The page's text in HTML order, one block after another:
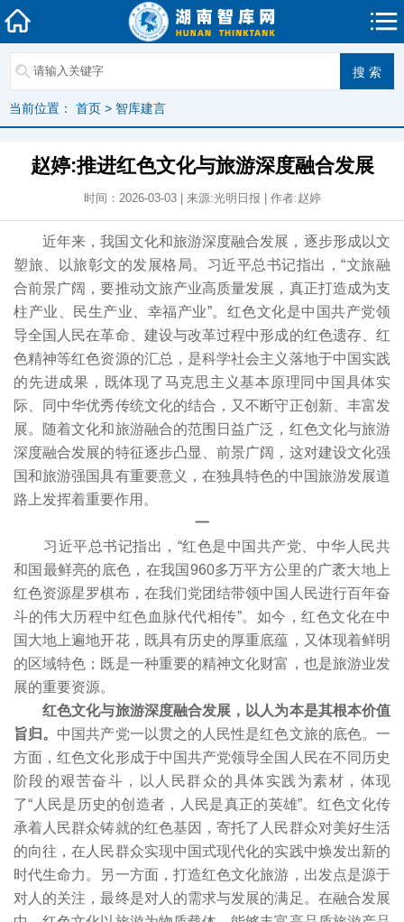
当前位置： 首页 > 智库建言
赵婷:推进红色文化与旅游深度融合发展
时间：2026-03-03 | 来源:光明日报 | 作者:赵婷
近年来，我国文化和旅游深度融合发展，逐步形成以文
塑旅、以旅彰文的发展格局。习近平总书记指出，“文旅融
合前景广阔，要推动文旅产业高质量发展，真正打造成为支
柱产业、民生产业、幸福产业”。红色文化是中国共产党领
导全国人民在革命、建设与改革过程中形成的红色遗存、红
色精神等红色资源的汇总，是科学社会主义落地于中国实践
的先进成果，既体现了马克思主义基本原理同中国具体实
际、同中华优秀传统文化的结合，又不断守正创新、丰富发
展。随着文化和旅游融合的范围日益广泛，红色文化与旅游
深度融合发展的特征逐步凸显、前景广阔，这对建设文化强
国和旅游强国具有重要意义，在独具特色的中国旅游发展道
路上发挥着重要作用。
一
习近平总书记指出，“红色是中国共产党、中华人民共
和国最鲜亮的底色，在我国960多万平方公里的广袤大地上
红色资源星罗棋布，在我们党团结带领中国人民进行百年奋
斗的伟大历程中红色血脉代代相传”。如今，红色文化在中
国大地上遍地开花，既具有历史的厚重底蕴，又体现着鲜明
的区域特色；既是一种重要的精神文化财富，也是旅游业发
展的重要资源。
红色文化与旅游深度融合发展，以人为本是其根本价值
旨归。 中国共产党一以贯之的人民性是红色文旅的底色。一
方面，红色文化形成于中国共产党领导全国人民在不同历史
阶段的艰苦奋斗，以人民群众的具体实践为素材，体现
了“人民是历史的创造者，人民是真正的英雄”。红色文化传
承着人民群众铸就的红色基因，寄托了人民群众对美好生活
的向往，在人民群众实现中国式现代化的实践中焕发出新的
时代生命力。另一方面，打造红色文化旅游，出发点是源于
对人的关注，最终是对人的需求与发展的满足。在融合发展